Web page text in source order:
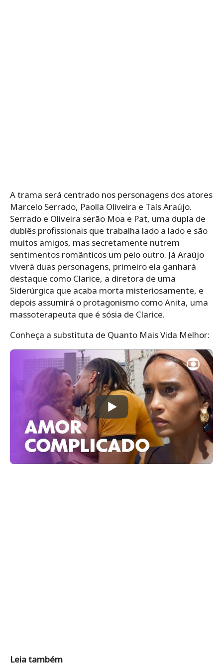
A trama será centrado nos personagens dos atores
Marcelo Serrado, Paolla Oliveira e Taís Araújo.
Serrado e Oliveira serão Moa e Pat, uma dupla de
dublês profissionais que trabalha lado a lado e são
muitos amigos, mas secretamente nutrem
sentimentos românticos um pelo outro. Já Araújo
viverá duas personagens, primeiro ela ganhará
destaque como Clarice, a diretora de uma
Siderúrgica que acaba morta misteriosamente, e
depois assumirá o protagonismo como Anita, uma
massoterapeuta que é sósia de Clarice.
Conheça a substituta de Quanto Mais Vida Melhor:
Leia também